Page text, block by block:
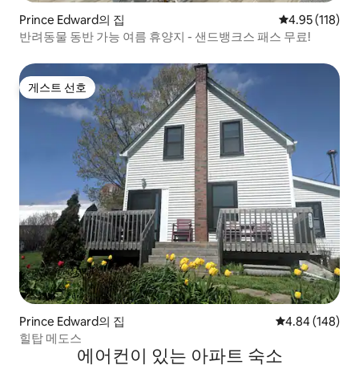
Prince Edward의 집 평점 4.95점(5
4.95 (118)
반려동물 동반 가능 여름 휴양지 - 샌드뱅크스 패스 무료!
게스트 선호
게스트 선호
Prince Edward의 집 평점 4.84점(5
4.84 (148)
힐탑 메도스
에어컨이 있는 아파트 숙소